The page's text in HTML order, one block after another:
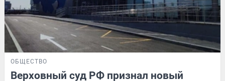
ОБЩЕСТВО
Верховный суд РФ признал новый